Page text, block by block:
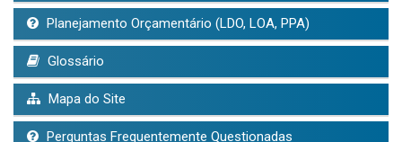
Planejamento Orçamentário (LDO, LOA, PPA)
Glossário
Mapa do Site
Perguntas Frequentemente Questionadas